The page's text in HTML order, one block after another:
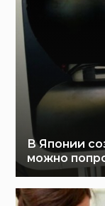
В Японии
можно